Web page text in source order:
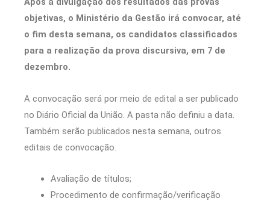
objetivas, o Ministério da Gestão irá convocar, até
o fim desta semana, os candidatos classificados
para a realização da prova discursiva, em 7 de
dezembro.
A convocação será por meio de edital a ser publicado
no Diário Oficial da União. A pasta não definiu a data.
Também serão publicados nesta semana, outros
editais de convocação.
Avaliação de títulos;
Procedimento de confirmação/verificação